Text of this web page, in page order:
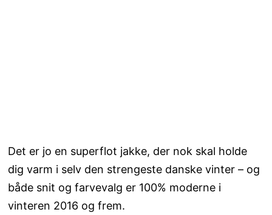
Det er jo en superflot jakke, der nok skal holde
dig varm i selv den strengeste danske vinter – og
både snit og farvevalg er 100% moderne i
vinteren 2016 og frem.